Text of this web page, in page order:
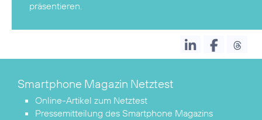
Smartphone Magazin Netztest
Online-Artikel zum Netztest
Pressemitteilung des Smartphone Magazins